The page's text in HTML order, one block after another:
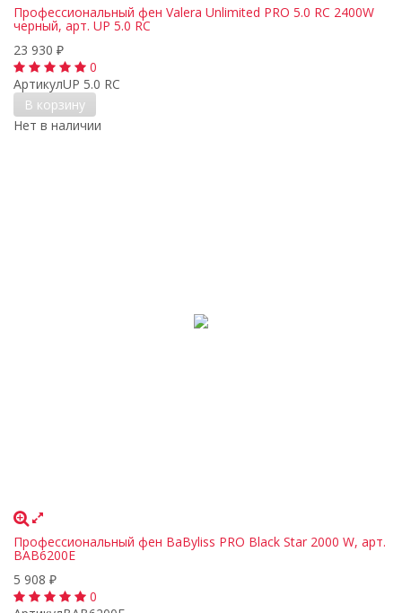
Профессиональный фен Valera Unlimited PRO 5.0 RC 2400W
черный, арт. UP 5.0 RC
23 930 ₽
0
АртикулUP 5.0 RC
В корзину
Нет в наличии
Профессиональный фен BaByliss PRO Black Star 2000 W, арт.
BAB6200E
5 908 ₽
0